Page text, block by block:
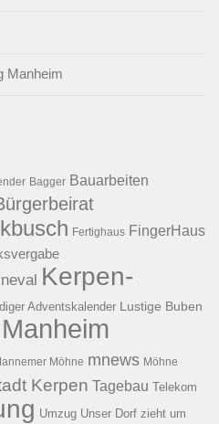
Manheim
Bagger Bauarbeiten
Fertighaus FingerHaus
Kerpen-
Adventskalender
Lustige Buben
Manheim
Möhne mnews Möhne
Kerpen Tagebau Telekom
Umzug Unser Dorf zieht um